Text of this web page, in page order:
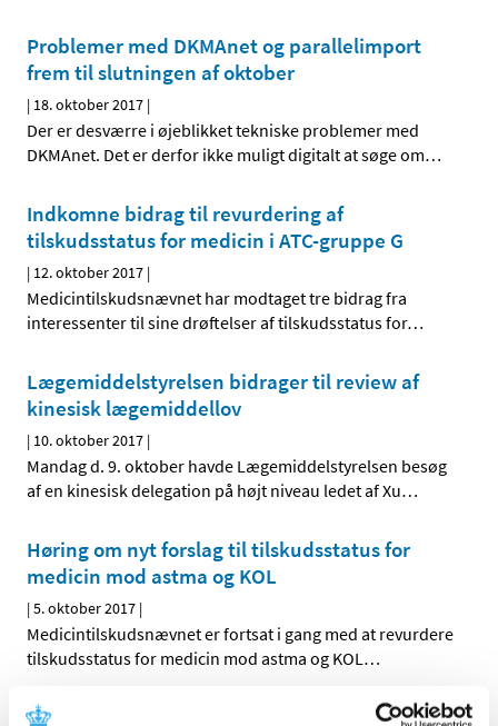
Problemer med DKMAnet og parallelimport
frem til slutningen af oktober
| 18. oktober 2017 |
Der er desværre i øjeblikket tekniske problemer med
DKMAnet. Det er derfor ikke muligt digitalt at søge om…
Indkomne bidrag til revurdering af
tilskudsstatus for medicin i ATC-gruppe G
| 12. oktober 2017 |
Medicintilskudsnævnet har modtaget tre bidrag fra
interessenter til sine drøftelser af tilskudsstatus for…
Lægemiddelstyrelsen bidrager til review af
kinesisk lægemiddellov
| 10. oktober 2017 |
Mandag d. 9. oktober havde Lægemiddelstyrelsen besøg
af en kinesisk delegation på højt niveau ledet af Xu…
Høring om nyt forslag til tilskudsstatus for
medicin mod astma og KOL
|5. oktober 2017 |
Medicintilskudsnævnet er fortsat i gang med at revurdere
tilskudsstatus for medicin mod astma og KOL…
Videnskabelig erfaringsopsamling på